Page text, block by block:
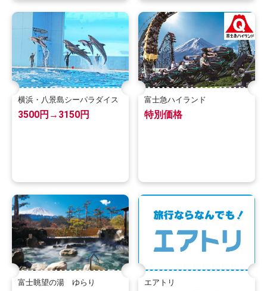
横浜・八景島シーパラダイス
3500円→3150円
富士急ハイランド
特別価格
富士眺望の湯 ゆらり エアトリ